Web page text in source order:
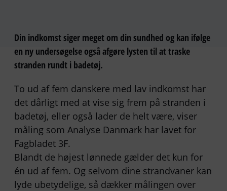
Din indkomst siger meget om din sundhed og kan ifølge
en ny undersøgelse også afgøre lysten til at traske
stranden rundt i badetøj.
To ud af fem danskere med lav indkomst har
det dårligt med at vise sig frem på stranden i
badetøj, eller også lader de helt være, viser
måling som Analyse Danmark har lavet for
Fagbladet 3F.
Blandt de højest lønnede gælder det kun for
én ud af fem. Og selvom dine strandvaner kan
lyde ubetydelige, så dækker målingen over